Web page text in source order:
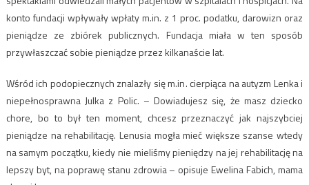
konto fundacji wpływały wpłaty m.in. z 1 proc. podatku, darowizn oraz
pieniądze ze zbiórek publicznych. Fundacja miała w ten sposób
przywłaszczać sobie pieniądze przez kilkanaście lat.
Wśród ich podopiecznych znalazły się m.in. cierpiąca na autyzm Lenka i
niepełnosprawna Julka z Polic. – Dowiadujesz się, że masz dziecko
chore, bo to był ten moment, chcesz przeznaczyć jak najszybciej
pieniądze na rehabilitację. Lenusia mogła mieć większe szanse wtedy
na samym początku, kiedy nie mieliśmy pieniędzy na jej rehabilitację na
lepszy byt, na poprawę stanu zdrowia – opisuje Ewelina Fabich, mama